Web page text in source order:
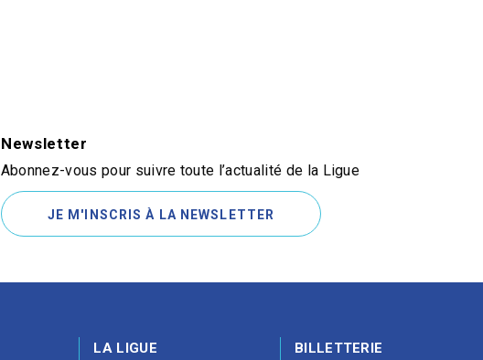
Newsletter
Abonnez-vous pour suivre toute l’actualité de la Ligue
JE M'INSCRIS À LA NEWSLETTER
LA LIGUE
BILLETTERIE